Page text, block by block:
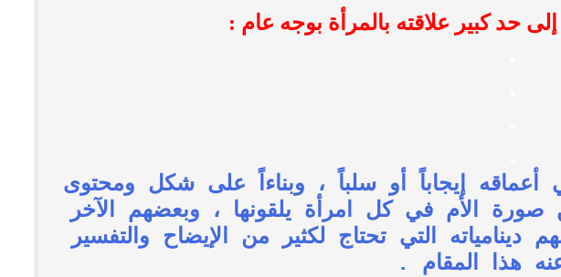
بوجه عام :
أعماقه إيجاباً أو سلباً ، وبناءاً على شكل ومحتوى
الأم في كل امرأة يلقونها ، وبعضهم الآخر
التي تحتاج لكثير من الإيضاح والتفسير
هذا المقام .